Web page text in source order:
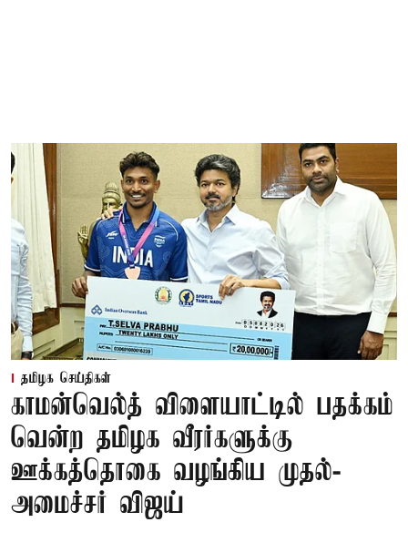
தமிழக செய்திகள்
காமன்வெல்த் விளையாட்டில் பதக்கம்
வென்ற தமிழக வீரர்களுக்கு
ஊக்கத்தொகை வழங்கிய முதல்-
அமைச்சர் விஜய்